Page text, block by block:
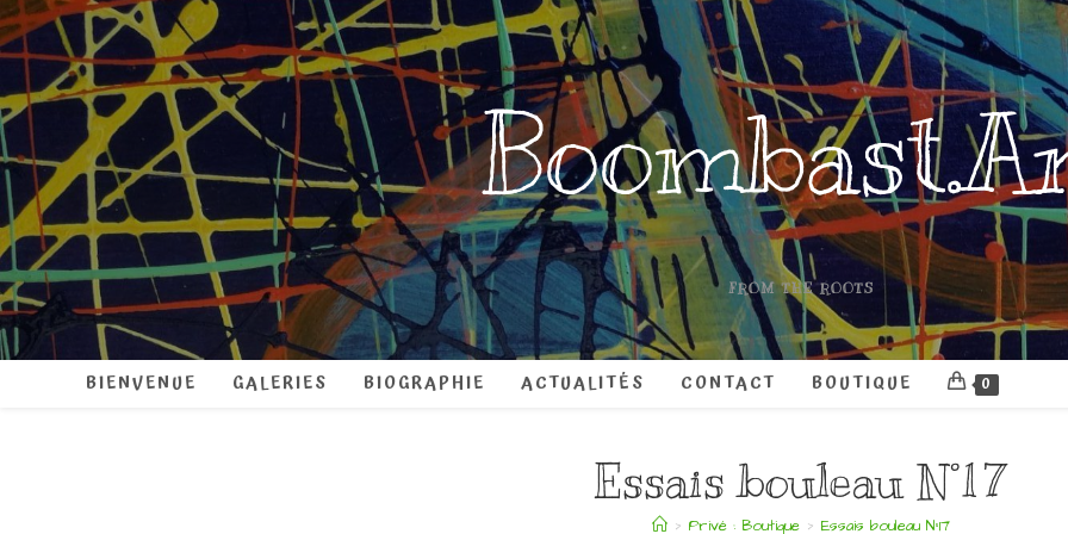
Skip
to
content
FROM THE ROOTS
BIENVENUE GALERIES BIOGRAPHIE ACTUALITÉS CONTACT BOUTIQUE 0
Essais bouleau N°17
> Privé : Boutique > Essais bouleau N°17